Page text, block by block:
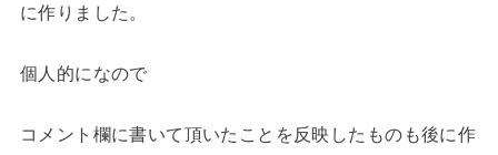
に作りました。
個人的になので
コメント欄に書いて頂いたことを反映したものも後に作